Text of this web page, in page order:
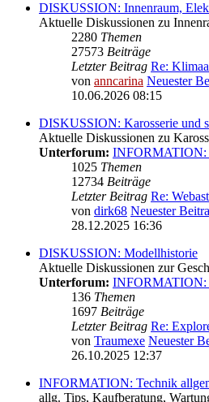
DISKUSSION: Innenraum,
Aktuelle Diskussionen zu
2280 Themen
27573 Beiträge
Letzter Beitrag Re:
von anncarina Neuester
10.06.2026 08:15
DISKUSSION: Karosserie und
Aktuelle Diskussionen zu
Unterforum: INFORMATION:
1025 Themen
12734 Beiträge
Letzter Beitrag Re:
von dirk68 Neuester
28.12.2025 16:36
DISKUSSION: Modellhistorie
Aktuelle Diskussionen zur
Unterforum: INFORMATION:
136 Themen
1697 Beiträge
Letzter Beitrag Re:
von Traumexe Neuester
26.10.2025 12:37
INFORMATION: Technik
allg. Tips, Kaufberatung,